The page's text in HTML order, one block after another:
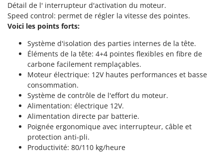
NuovaFac
O
Oliviero
Olix
OMA
Omas
Ompagrill
Ooni
Oriental Koshin
Détail de l' interrupteur d'activation du moteur.
Speed control: permet de régler la vitesse des pointes.
Voici les points forts:
Système d'isolation des parties internes de la tête.
Éléments de la tête: 4+4 pointes flexibles en fibre de
carbone facilement remplaçables.
Moteur électrique: 12V hautes performances et basse
consommation.
Système de contrôle de l'effort du moteur.
Alimentation: électrique 12V.
Alimentation directe par batterie.
Poignée ergonomique avec interrupteur, câble et
protection anti-pli.
Productivité: 80/110 kg/heure